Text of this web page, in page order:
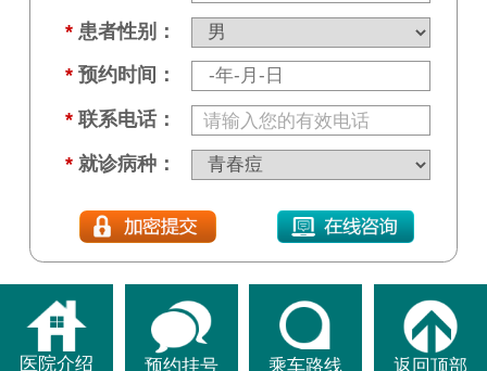
* 患者性别：
* 预约时间：
* 联系电话：
* 就诊病种：
医院介绍 预约挂号 乘车路线 返回顶部